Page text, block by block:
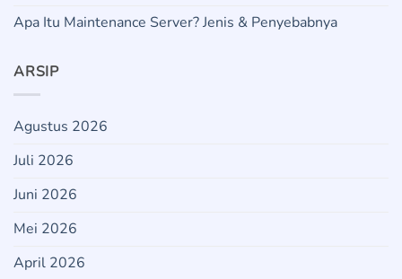
Apa Itu Maintenance Server? Jenis & Penyebabnya
ARSIP
Agustus 2026
Juli 2026
Juni 2026
Mei 2026
April 2026